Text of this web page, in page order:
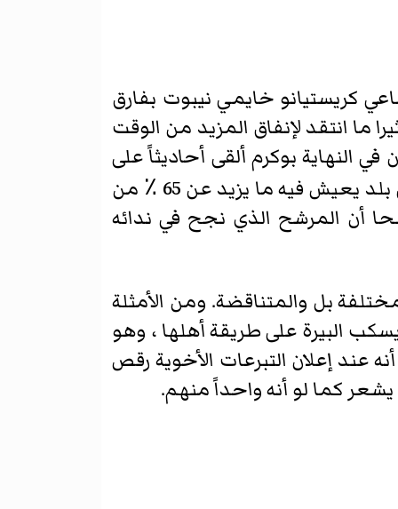
كريستيانو خايمي نيبوت بفارق
كثيرا ما انتقد لإنفاق المزيد من الوقت
النهاية بوكرم ألقى أحاديثاً على
أحوال "بريميرو لوس بوبرس " (وأهم وأولوياته الفقراء) وقد تبين أنها العامل الحاسم في بلد يعيش فيه ما يزيد عن 65 ٪ من
أن المرشح الذي نجح في ندائه
بل والمتناقضة. ومن الأمثلة
البيرة على طريقة أهلها ، وهو
عند إعلان التبرعات الأخوية رقص
كما لو أنه واحداً منهم.